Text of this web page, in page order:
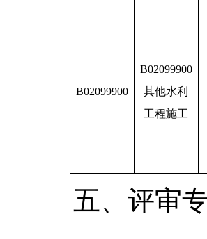
B02099900
B02099900
其他水利
工程施工
五、评审